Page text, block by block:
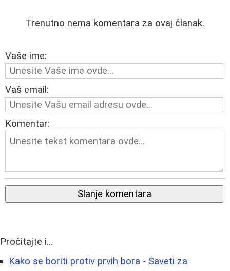
Trenutno nema komentara za ovaj članak.
Vaše ime:
Vaš email:
Komentar:
Slanje komentara
Pročitajte i...
Kako se boriti protiv prvih bora - Saveti za